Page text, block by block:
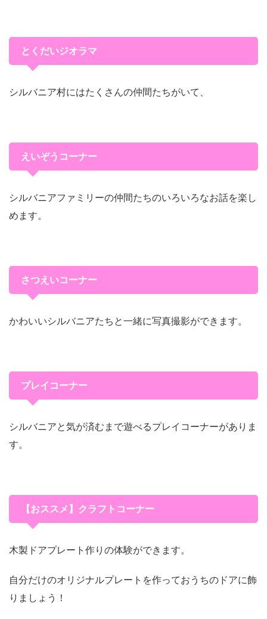
とくだいジオラマ
シルバニア村にはたくさんの仲間たちがいて、
えいぞうコーナー
シルバニアファミリーの仲間たちのいろいろなお話を楽し
めます。
さつえいコーナー
かわいいシルバニアたちと一緒に写真撮影ができます。
プレイコーナー
シルバニアと気が済むまで遊べるプレイコーナーがありま
す。
【おススメ】クラフトコーナー
木製ドアプレート作りの体験ができます。
自分だけのオリジナルプレートを作っておうちのドアに飾
りましょう！